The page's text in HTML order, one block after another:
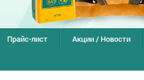
Прайс-лист
Акции / Новости